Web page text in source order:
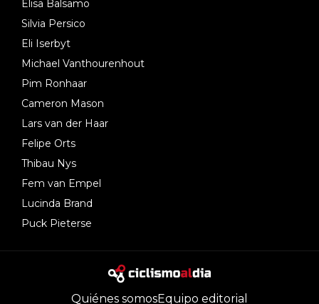
Elisa Balsamo
Silvia Persico
Eli Iserbyt
Michael Vanthourenhout
Pim Ronhaar
Cameron Mason
Lars van der Haar
Felipe Orts
Thibau Nys
Fem van Empel
Lucinda Brand
Puck Pieterse
Quiénes somosEquipo editorial